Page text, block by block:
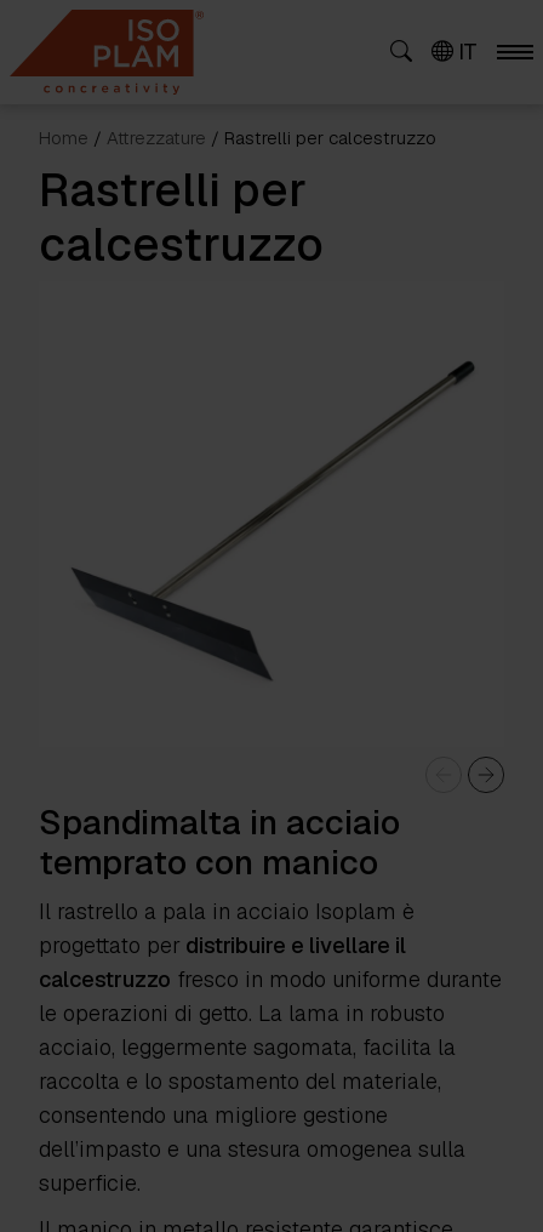
content
IT
Home / Attrezzature / Rastrelli per calcestruzzo
Rastrelli per
calcestruzzo
Spandimalta in acciaio
temprato con manico
Il rastrello a pala in acciaio Isoplam è
progettato per distribuire e livellare il
calcestruzzo fresco in modo uniforme durante
le operazioni di getto. La lama in robusto
acciaio, leggermente sagomata, facilita la
raccolta e lo spostamento del materiale,
consentendo una migliore gestione
dell’impasto e una stesura omogenea sulla
superficie.